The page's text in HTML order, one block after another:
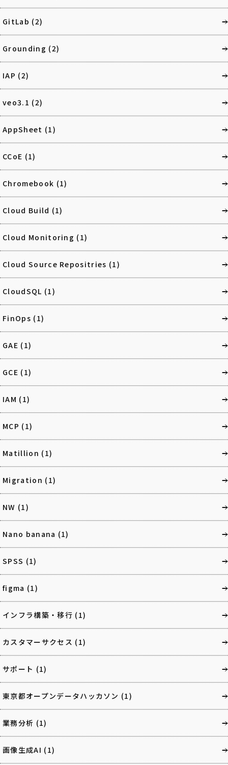
GitLab (2)
Grounding (2)
IAP (2)
veo3.1 (2)
AppSheet (1)
CCoE (1)
Chromebook (1)
Cloud Build (1)
Cloud Monitoring (1)
Cloud Source Repositries (1)
CloudSQL (1)
FinOps (1)
GAE (1)
GCE (1)
IAM (1)
MCP (1)
Matillion (1)
Migration (1)
NW (1)
Nano banana (1)
SPSS (1)
figma (1)
インフラ構築・移行 (1)
カスタマーサクセス (1)
サポート (1)
東京都オープンデータハッカソン (1)
業務分析 (1)
画像生成AI (1)